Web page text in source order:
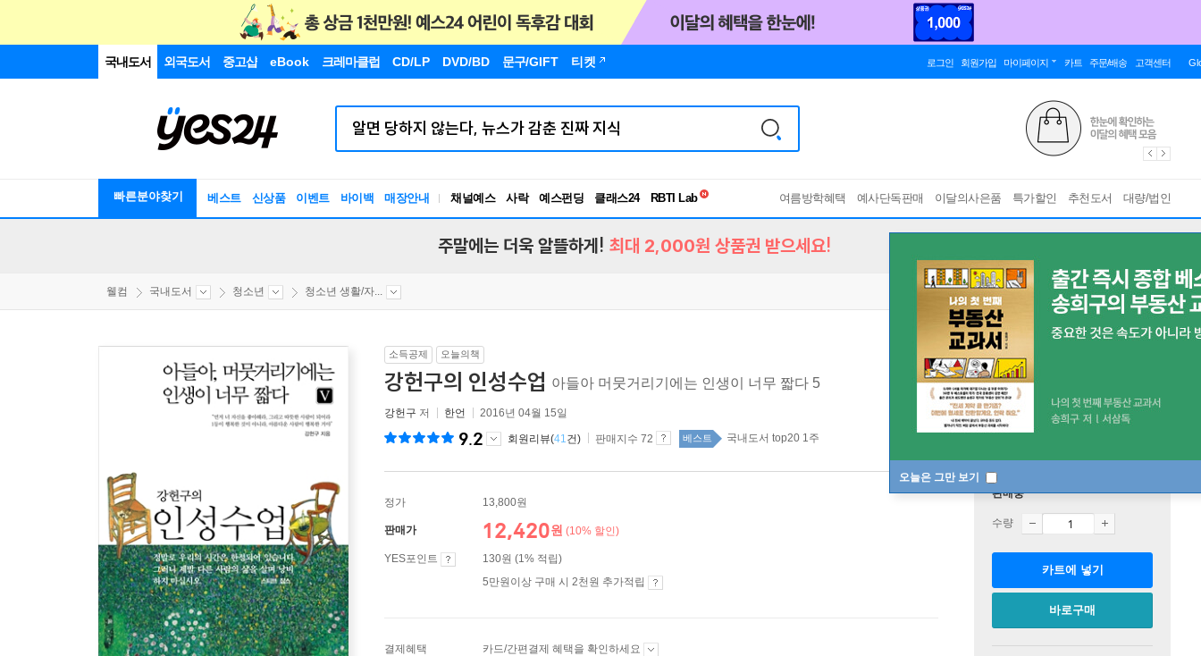
국내도서 외국도서 중고샵 eBook 크레마클럽 CD/LP DVD/BD 문구/GIFT 티켓 로그인 회원가입 마이페이지 카트 주문/배송 고객센터
빠른분야찾기 베스트 신상품 이벤트 바이백 매장안내 채널예스 사락 예스펀딩 클래스24
독서유형검사
여름방학혜택 예사단독판매 이달의사은품 특가할인 추천도서 대량/법인
오늘은 그만 보기
주말에는 더욱 알뜰하게! 최대 2,000원 상품권 받으세요!
웰컴 국내도서 청소년 청소년 생활/자...
소득공제 오늘의책
강헌구의 인성수업 아들아 머뭇거리기에는 인생이 너무 짧다 5
강헌구 저 한언 2016년 04월 15일
9.2 회원리뷰(41건) 판매지수 72 베스트 국내도서 top20 1주
정가 13,800원
판매가 12,420원 (10% 할인)
YES포인트
130원 (1% 적립)
5만원이상 구매 시 2천원 추가적립
결제혜택 카드/간편결제 혜택을 확인하세요
판매중
수량
카트에 넣기
바로구매